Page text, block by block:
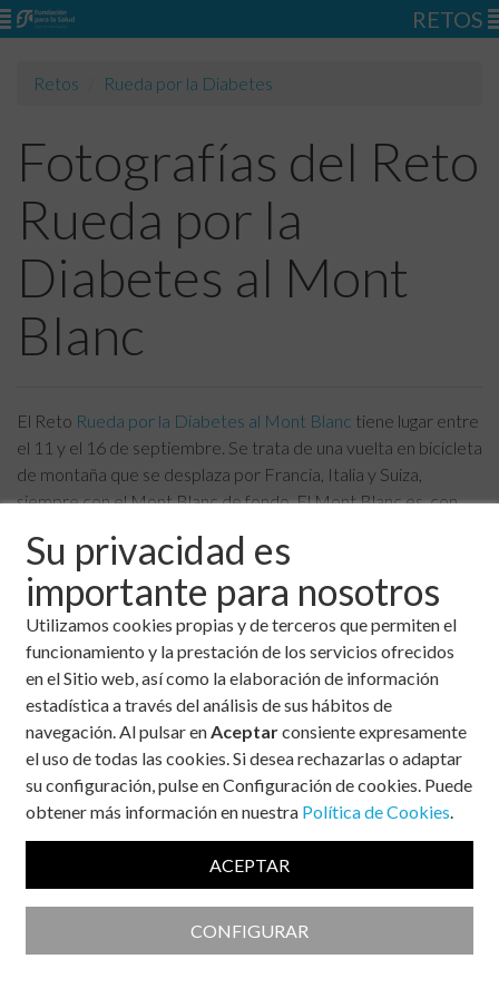
Su privacidad es
importante para nosotros
Utilizamos cookies propias y de terceros que permiten el
funcionamiento y la prestación de los servicios ofrecidos
en el Sitio web, así como la elaboración de información
estadística a través del análisis de sus hábitos de
navegación. Al pulsar enAceptarconsiente expresamente
el uso de todas las cookies. Si desea rechazarlas o adaptar
su configuración, pulse en Configuración de cookies. Puede
obtener más información en nuestra Política de Cookies.
ACEPTAR
CONFIGURAR
RETOS
Retos Rueda por la Diabetes
Fotografías del Reto
Rueda por la
Diabetes al Mont
Blanc
El Reto Rueda por la Diabetes al Mont Blanc tiene lugar entre
el 11 y el 16 de septiembre. Se trata de una vuelta en bicicleta
de montaña que se desplaza por Francia, Italia y Suiza,
siempre con el Mont Blanc de fondo. El Mont Blanc es, con
Alpes y la segunda montaña más alta de Europa.
Os mostramos algunas fotografías de las durísimas etapas a
las que se enfrentan nuestros participantes tras meses de
preparación.
(Pincha sobre las imágenes para ampliarlas y desplazarte por
la galería).
Fotografías de la 1ª etapa: Beaufort -
Saint Gervais